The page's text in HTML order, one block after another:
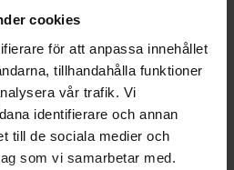
cookies
för att anpassa innehållet
tillhandahålla funktioner
vår trafik. Vi
identifierare och annan
till de sociala medier och
som vi samarbetar med.